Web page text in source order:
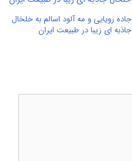
جاده رویایی و مه آلود اسالم به خلخال
جاذبه ای زیبا در طبیعت ایران